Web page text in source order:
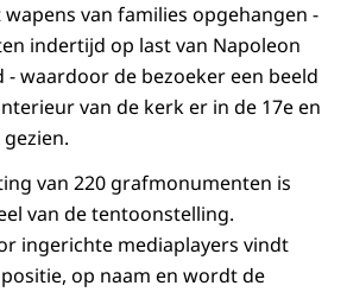
van families opgehangen -
indertijd op last van Napoleon
waardoor de bezoeker een beeld
van de kerk er in de 17e en
van 220 grafmonumenten is
van de tentoonstelling.
ingerichte mediaplayers vindt
op naam en wordt de